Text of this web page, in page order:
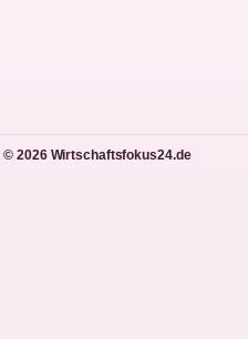
© 2026 Wirtschaftsfokus24.de